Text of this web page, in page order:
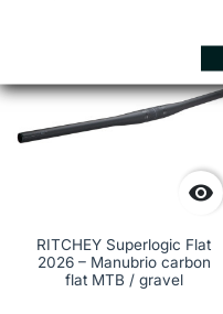

favorite_border
RITCHEY Superlogic Flat
2026 – Manubrio carbon
flat MTB / gravel